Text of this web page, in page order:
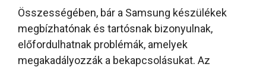
Összességében, bár a Samsung készülékek
megbízhatónak és tartósnak bizonyulnak,
előfordulhatnak problémák, amelyek
megakadályozzák a bekapcsolásukat. Az